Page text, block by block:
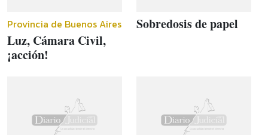
Provincia de Buenos Aires
Luz, Cámara Civil,
¡acción!
Sobredosis de papel